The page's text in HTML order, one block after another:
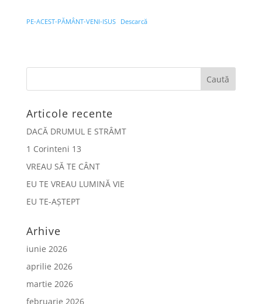
PE-ACEST-PĂMÂNT-VENI-ISUS Descarcă
Articole recente
DACĂ DRUMUL E STRÂMT
1 Corinteni 13
VREAU SĂ TE CÂNT
EU TE VREAU LUMINĂ VIE
EU TE-AȘTEPT
Arhive
iunie 2026
aprilie 2026
martie 2026
februarie 2026